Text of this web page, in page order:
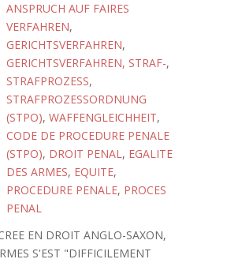
ANSPRUCH AUF FAIRES
VERFAHREN,
GERICHTSVERFAHREN,
GERICHTSVERFAHREN, STRAF-,
STRAFPROZESS,
STRAFPROZESSORDNUNG
(STPO), WAFFENGLEICHHEIT,
CODE DE PROCEDURE PENALE
(STPO), DROIT PENAL, EGALITE
DES ARMES, EQUITE,
PROCEDURE PENALE, PROCES
PENAL
EN DROIT ANGLO-SAXON,
S'EST "DIFFICILEMENT